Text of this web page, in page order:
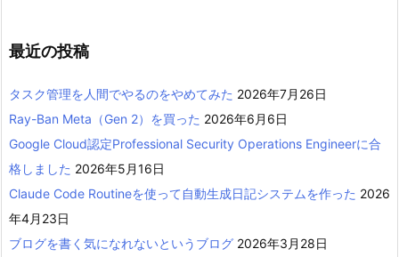
最近の投稿
タスク管理を人間でやるのをやめてみた 2026年7月26日
Ray-Ban Meta（Gen 2）を買った 2026年6月6日
Google Cloud認定Professional Security Operations Engineerに合
格しました 2026年5月16日
Claude Code Routineを使って自動生成日記システムを作った 2026
年4月23日
ブログを書く気になれないというブログ 2026年3月28日